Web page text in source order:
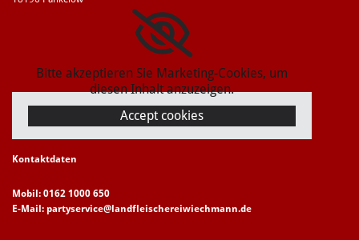
Bitte akzeptieren Sie Marketing-Cookies, um
diesen Inhalt anzuzeigen.
Accept cookies
Kontaktdaten
Mobil: 0162 1000 650
E-Mail: partyservice@landfleischereiwiechmann.de